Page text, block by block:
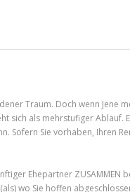
Traum. Doch wenn
sich als mehrstufiger
Sofern Sie vorhaben, Ihren
Ehepartner
wo Sie hoffen